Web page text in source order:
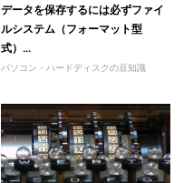
データを保存するには必ずファイ
ルシステム（フォーマット型
式）...
パソコン・ハードディスクの豆知識